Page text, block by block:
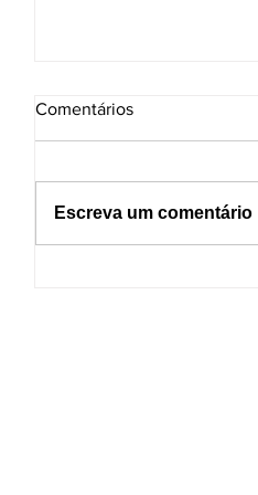
Comentários
Escreva um comentário